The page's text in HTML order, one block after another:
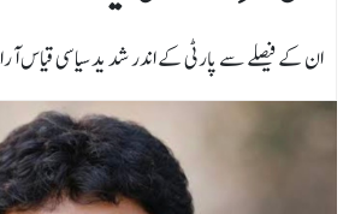
ان کے فیصلے سے پارٹی کے اندر شد ید سیاسی قیاس